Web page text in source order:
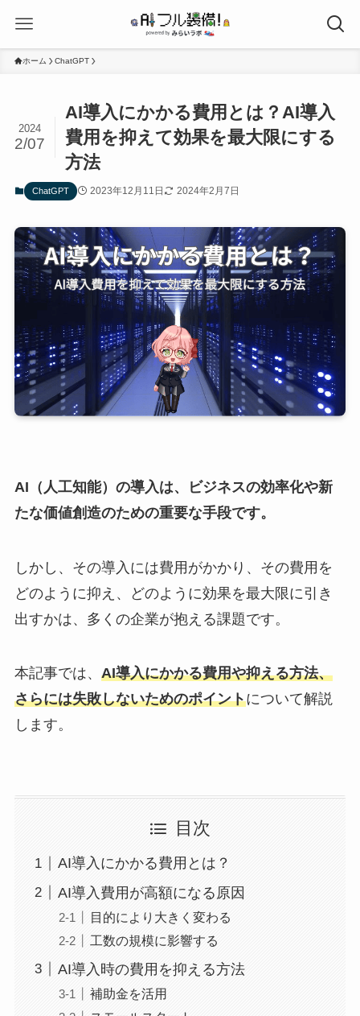
ホーム ChatGPT
AI導入にかかる費用とは？AI導入
費用を抑えて効果を最大限にする
方法
2024
2/07
ChatGPT 2023年12月11日 2024年2月7日
AI（人工知能）の導入は、ビジネスの効率化や新
たな価値創造のための重要な手段です。
しかし、その導入には費用がかかり、その費用を
どのように抑え、どのように効果を最大限に引き
出すかは、多くの企業が抱える課題です。
本記事では、 AI導入にかかる費用や抑える方法、
さらには失敗しないためのポイントについて解説
します。
目次
AI導入にかかる費用とは？
AI導入費用が高額になる原因
目的により大きく変わる
工数の規模に影響する
AI導入時の費用を抑える方法
補助金を活用